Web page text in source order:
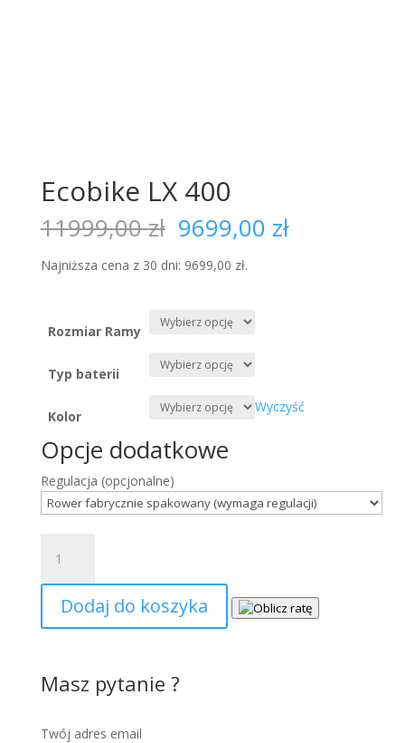
Ecobike LX 400
11999,00zł Pierwotna
cena
wynosiła:
9699,00 złAktualna
Najniższa cena z 30 dni: 9699,00 zł.
Rozmiar Ramy
Typ baterii
Kolor
Wyczyść
Opcje dodatkowe
Regulacja (opcjonalne)
Ecobike
LX
Dodaj do koszyka
Masz pytanie ?
Twój adres email